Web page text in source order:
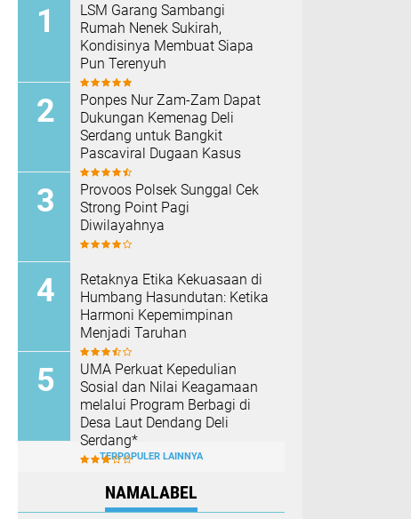
LSM Garang Sambangi
Rumah Nenek Sukirah,
Kondisinya Membuat Siapa
Pun Terenyuh
Ponpes Nur Zam-Zam Dapat
Dukungan Kemenag Deli
Serdang untuk Bangkit
Pascaviral Dugaan Kasus
Provoos Polsek Sunggal Cek
Strong Point Pagi
Diwilayahnya
Retaknya Etika Kekuasaan di
Humbang Hasundutan: Ketika
Harmoni Kepemimpinan
Menjadi Taruhan
UMA Perkuat Kepedulian
Sosial dan Nilai Keagamaan
melalui Program Berbagi di
Desa Laut Dendang Deli
Serdang*
TERPOPULER LAINNYA
NAMALABEL